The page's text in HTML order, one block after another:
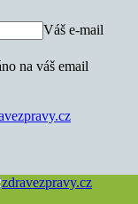
Váš e-mail
na váš email